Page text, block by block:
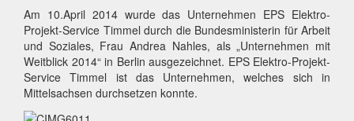
Am 10.April 2014 wurde das Unternehmen EPS Elektro-
Projekt-Service Timmel durch die Bundesministerin für Arbeit
und Soziales, Frau Andrea Nahles, als „Unternehmen mit
Weitblick 2014“ in Berlin ausgezeichnet. EPS Elektro-Projekt-
Service Timmel ist das Unternehmen, welches sich in
Mittelsachsen durchsetzen konnte.